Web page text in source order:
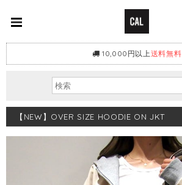
10,000円以上送料無料
【NEW】OVER SIZE HOODIE ON JKT